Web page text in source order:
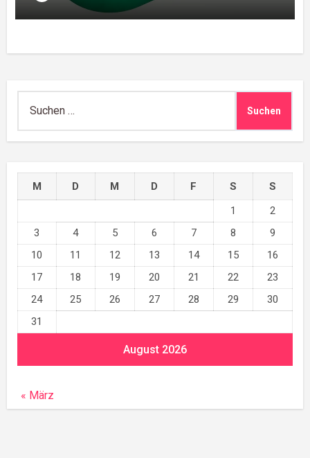
nach:
August 2026
M D M D F S
S
1
2
3
4 5 6 7 8
9
10
11 12 13 14 15
16
17
18 19 20 21 22
23
24
25 26 27 28 29
30
31
« März